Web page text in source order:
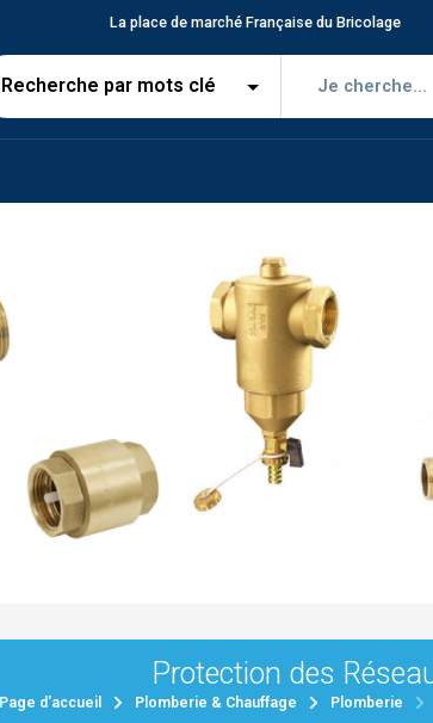
La place de marché Française du Bricolage
Protection des
Page d'accueil Plomberie & Chauffage Plomberie